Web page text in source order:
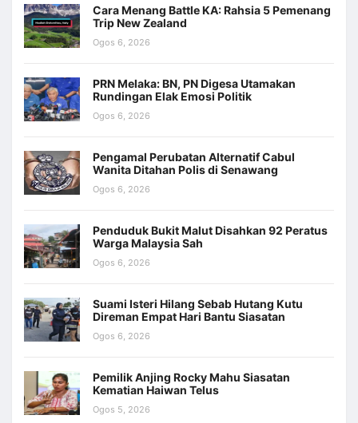
Cara Menang Battle KA: Rahsia 5 Pemenang
Trip New Zealand
Ogos 6, 2026
PRN Melaka: BN, PN Digesa Utamakan
Rundingan Elak Emosi Politik
Ogos 6, 2026
Pengamal Perubatan Alternatif Cabul
Wanita Ditahan Polis di Senawang
Ogos 6, 2026
Penduduk Bukit Malut Disahkan 92 Peratus
Warga Malaysia Sah
Ogos 6, 2026
Suami Isteri Hilang Sebab Hutang Kutu
Direman Empat Hari Bantu Siasatan
Ogos 6, 2026
Pemilik Anjing Rocky Mahu Siasatan
Kematian Haiwan Telus
Ogos 5, 2026